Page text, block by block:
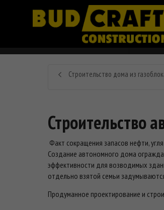
Строительство дома из
Строительство
Факт сокращения запасов нефти,
Создание автономного дома
эффективности для возводимых
отдельно взятой семьи
Продуманное проектирование и